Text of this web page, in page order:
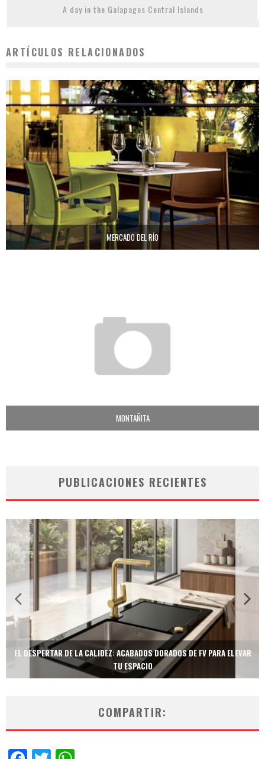
A day in the Galapagos Central Islands
ARTÍCULOS RELACIONADOS
MERCADO DEL RÍO
MONTAÑITA
PUBLICACIONES RECIENTES
TECNOLOGÍA Y BIENESTAR DE VANGUARDIA: EL INODORO INTELIGENTE
NEOTECH DE FV.
COMPARTIR: